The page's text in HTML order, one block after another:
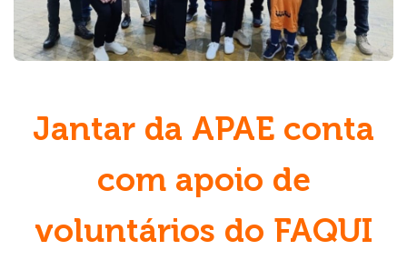
Jantar da APAE conta
com apoio de
voluntários do FAQUI